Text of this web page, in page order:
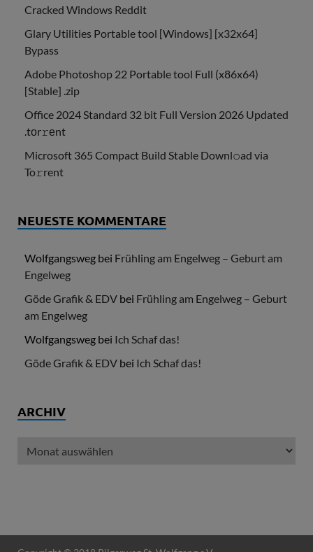
Cracked Windows Reddit
Glary Utilities Portable tool [Windows] [x32x64]
Bypass
Adobe Photoshop 22 Portable tool Full (x86x64)
[Stable] .zip
Office 2024 Standard 32 bit Full Version 2026 Updated
.tоr𝚛еnt
Microsoft 365 Compact Build Stable Downl𝚘ad via
To𝚛rent
NEUESTE KOMMENTARE
Wolfgangsweg bei Frühling am Engelweg – Geburt am
Engelweg
Göde Grafik & EDV bei Frühling am Engelweg – Geburt
am Engelweg
Wolfgangsweg bei Ich Schaf das!
Göde Grafik & EDV bei Ich Schaf das!
ARCHIV